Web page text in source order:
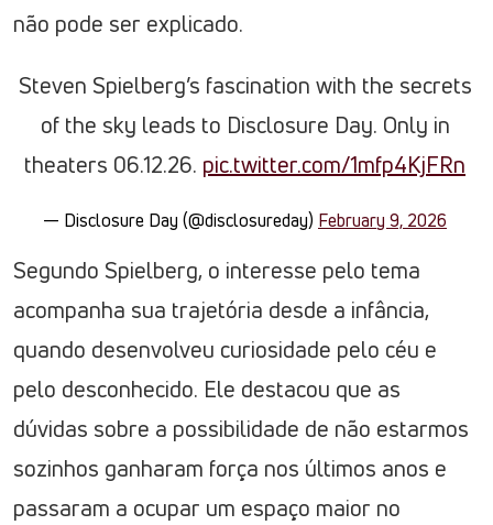
não pode ser explicado.
Steven Spielberg’s fascination with the secrets
of the sky leads to Disclosure Day. Only in
theaters 06.12.26. pic.twitter.com/1mfp4KjFRn
— Disclosure Day (@disclosureday) February 9, 2026
Segundo Spielberg, o interesse pelo tema
acompanha sua trajetória desde a infância,
quando desenvolveu curiosidade pelo céu e
pelo desconhecido. Ele destacou que as
dúvidas sobre a possibilidade de não estarmos
sozinhos ganharam força nos últimos anos e
passaram a ocupar um espaço maior no